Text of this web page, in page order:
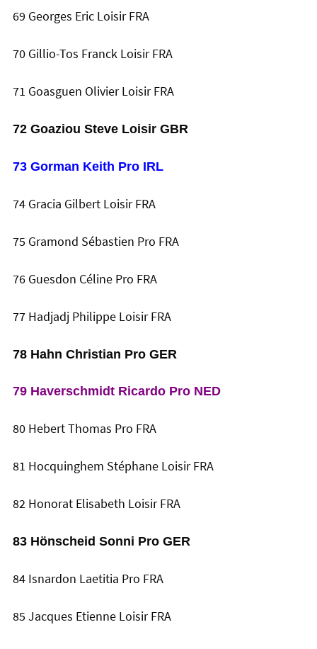
69 Georges Eric Loisir FRA
70 Gillio-Tos Franck Loisir FRA
71 Goasguen Olivier Loisir FRA
72 Goaziou Steve Loisir GBR
73 Gorman Keith Pro IRL
74 Gracia Gilbert Loisir FRA
75 Gramond Sébastien Pro FRA
76 Guesdon Céline Pro FRA
77 Hadjadj Philippe Loisir FRA
78 Hahn Christian Pro GER
79 Haverschmidt Ricardo Pro NED
80 Hebert Thomas Pro FRA
81 Hocquinghem Stéphane Loisir FRA
82 Honorat Elisabeth Loisir FRA
83 Hönscheid Sonni Pro GER
84 Isnardon Laetitia Pro FRA
85 Jacques Etienne Loisir FRA